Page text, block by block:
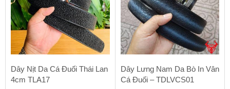
Dây Nịt Da Cá Đuối Thái Lan
4cm TLA17
Dây Lưng Nam Da Bò In Vân
Cá Đuối – TDLVCS01